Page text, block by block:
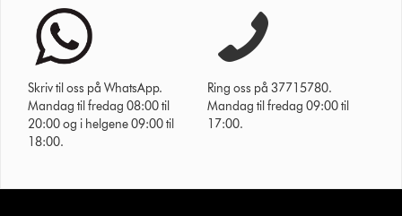
Skriv til oss på WhatsApp.
Mandag til fredag 08:00 til
20:00 og i helgene 09:00 til
18:00.
Ring oss på 37715780.
Mandag til fredag 09:00 til
17:00.